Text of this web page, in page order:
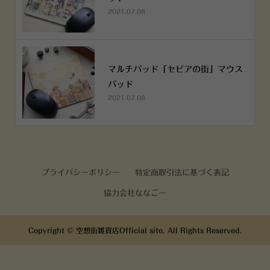
2021.07.08
マルチパッド「セピアの街」マウス
パッド
2021.07.08
プライバシーポリシー 特定商取引法に基づく表記
協力会社ななごー
Copyright ©空想街雑貨店Official site. All Rights Reserved.